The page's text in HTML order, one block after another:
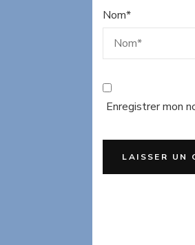
Nom*
Enregistrer mon